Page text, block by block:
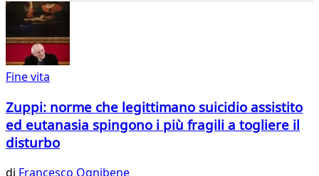
Fine vita
Zuppi: norme che legittimano suicidio assistito
ed eutanasia spingono i più fragili a togliere il
disturbo
di Francesco Ognibene